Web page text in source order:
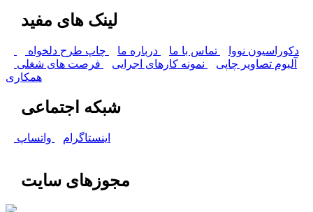
لینک های مفید
دکوراسیون نووا تماس با ما درباره ما
چاپ طرح دلخواه
آلبوم تصاویر چاپی
نمونه کارهای اجرایی
فرصت های شغلی
همکاری
شبکه اجتماعی
اینستاگرام واتساپ
مجوزهای سایت